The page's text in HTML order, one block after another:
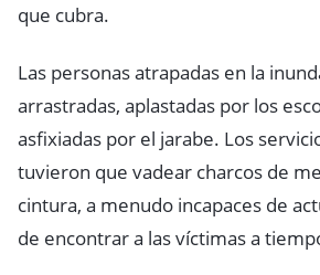
que cubra.
Las personas atrapadas en la
arrastradas, aplastadas por los
asfixiadas por el jarabe. Los
tuvieron que vadear charcos de
cintura, a menudo incapaces de
de encontrar a las víctimas a